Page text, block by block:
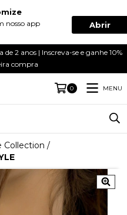
nosso app Abrir
2 anos | Inscreva-se e ganhe 10%
compra
0 MENU
Collection /